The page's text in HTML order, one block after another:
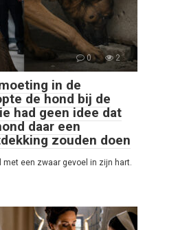
0 2
in de
de hond bij de
had geen idee dat
daar een
zouden doen
een zwaar gevoel in zijn hart.